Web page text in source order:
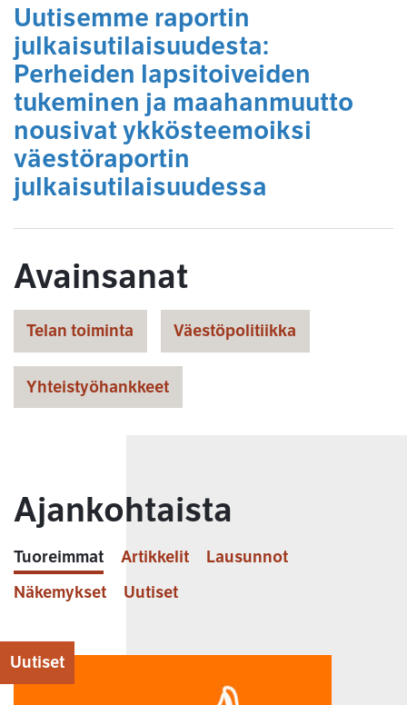
Uutisemme raportin
julkaisutilaisuudesta:
Perheiden lapsitoiveiden
tukeminen ja maahanmuutto
nousivat ykkösteemoiksi
väestöraportin
julkaisutilaisuudessa
Avainsanat
Telan toiminta Väestöpolitiikka
Yhteistyöhankkeet
Ajankohtaista
Tuoreimmat Artikkelit
Lausunnot
Näkemykset
Uutiset
Uutiset